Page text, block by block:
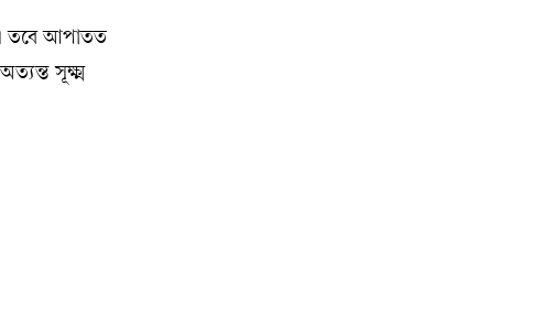
তবে আপাতত
সূক্ষ্ম